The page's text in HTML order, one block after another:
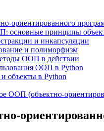
ориентированного
принципы
и инкапсуляции
и полиморфизм
ООП в действии
ООП в Python
объекты в Python
ООП (объектно-